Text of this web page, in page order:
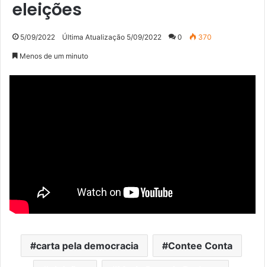
eleições
5/09/2022 Última Atualização 5/09/2022 0 370
Menos de um minuto
carta pela democracia Contee Conta